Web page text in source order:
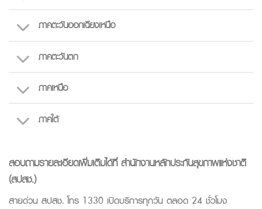
ภาคตะวันออกเฉียงเหนือ
ภาคตะวันตก
ภาคเหนือ
ภาคใต้
สอบถามรายละเอียดเพิ่มเติมได้ที่ สำนักงานหลักประกันสุขภาพแห่งชาติ
(สปสช.)
สายด่วน สปสช. โทร 1330 เปิดบริการทุกวัน ตลอด 24 ชั่วโมง